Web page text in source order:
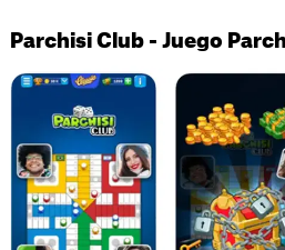
Parchisi Club - Juego